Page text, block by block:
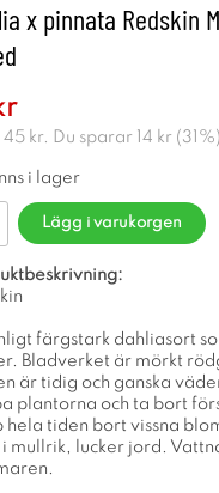
x pinnata Redskin
45 kr. Du sparar 14 kr ( 31 %)
i lager
Lägg i varukorgen
färgstark dahliasort
Bladverket är mörkt
är tidig och ganska
plantorna och ta bort
hela tiden bort vissna
i mullrik, lucker jord.